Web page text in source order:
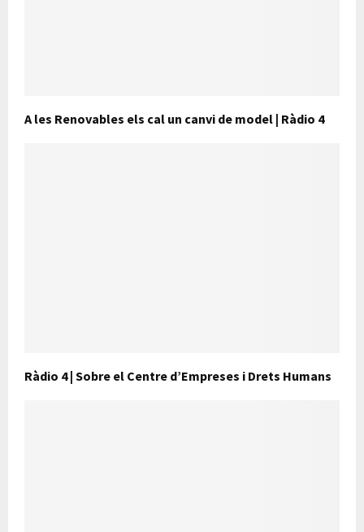
A les Renovables els cal un canvi de model | Ràdio 4
Ràdio 4 | Sobre el Centre d’Empreses i Drets Humans